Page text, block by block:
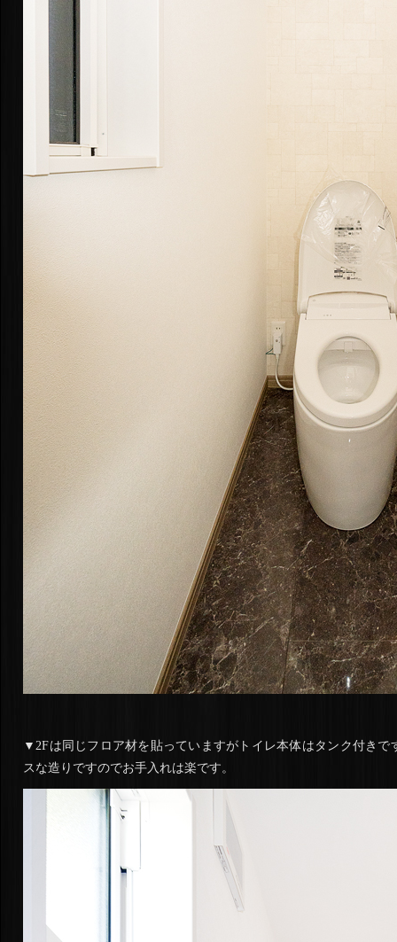
▼2Fは同じフロア材を貼っていますがトイレ本体はタンク付き
スな造りですのでお手入れは楽です。